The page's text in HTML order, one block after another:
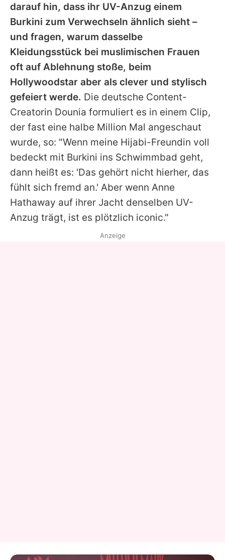
darauf hin, dass ihr UV-Anzug einem
Burkini zum Verwechseln ähnlich sieht –
und fragen, warum dasselbe
Kleidungsstück bei muslimischen Frauen
oft auf Ablehnung stoße, beim
Hollywoodstar aber als clever und stylisch
gefeiert werde. Die deutsche Content-
Creatorin Dounia formuliert es in einem Clip,
der fast eine halbe Million Mal angeschaut
wurde, so: "Wenn meine Hijabi-Freundin voll
bedeckt mit Burkini ins Schwimmbad geht,
dann heißt es: 'Das gehört nicht hierher, das
fühlt sich fremd an.' Aber wenn Anne
Hathaway auf ihrer Jacht denselben UV-
Anzug trägt, ist es plötzlich iconic."
Anzeige